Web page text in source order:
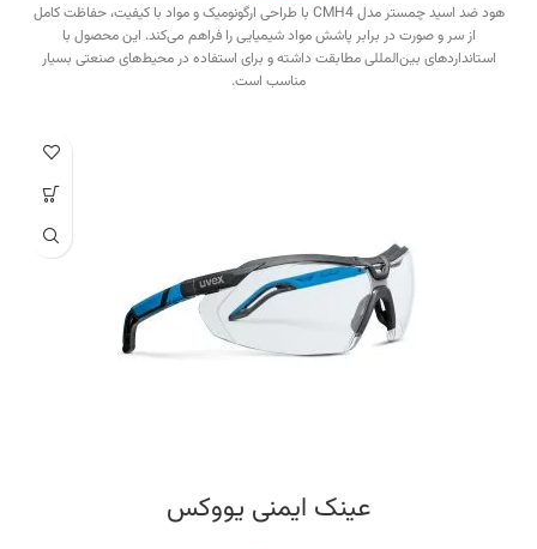
هود ضد اسید چمستر مدل CMH4 با طراحی ارگونومیک و مواد با کیفیت، حفاظت کامل
از سر و صورت در برابر پاشش مواد شیمیایی را فراهم می‌کند. این محصول با
استانداردهای بین‌المللی مطابقت داشته و برای استفاده در محیط‌های صنعتی بسیار
مناسب است.
عینک ایمنی یووکس